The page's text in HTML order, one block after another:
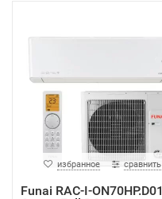
избранное сравнить
Funai RAC-I-ON70HP.D01